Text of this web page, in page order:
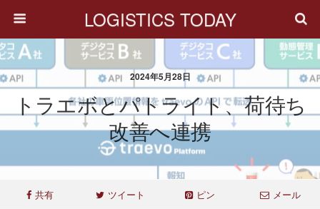
LOGISTICS TODAY
2024年5月28日
トラエボとパトライト、荷待ち
改善へ連携
共有 ツイート ピン メール